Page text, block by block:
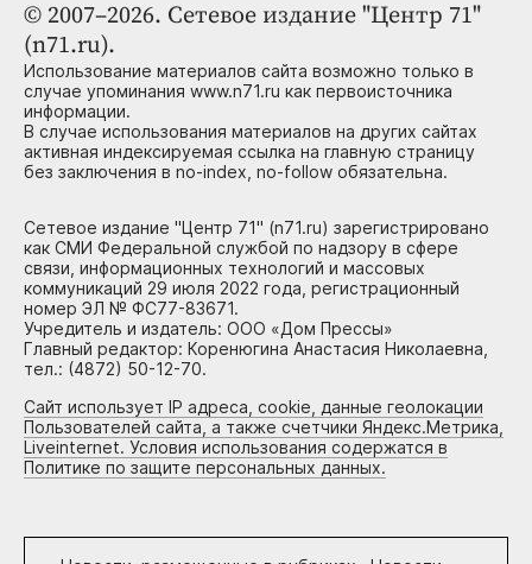
© 2007–2026. Сетевое издание "Центр 71"
(n71.ru).
Использование материалов сайта возможно только в
случае упоминания www.n71.ru как первоисточника
информации.
В случае использования материалов на других сайтах
активная индексируемая ссылка на главную страницу
без заключения в no-index, no-follow обязательна.
Сетевое издание "Центр 71" (n71.ru) зарегистрировано
как СМИ Федеральной службой по надзору в сфере
связи, информационных технологий и массовых
коммуникаций 29 июля 2022 года, регистрационный
номер ЭЛ № ФС77-83671.
Учредитель и издатель: ООО «Дом Прессы»
Главный редактор: Коренюгина Анастасия Николаевна,
тел.: (4872) 50-12-70.
Сайт использует IP адреса, cookie, данные геолокации
Пользователей сайта, а также счетчики Яндекс.Метрика,
Liveinternet. Условия использования содержатся в
Политике по защите персональных данных.